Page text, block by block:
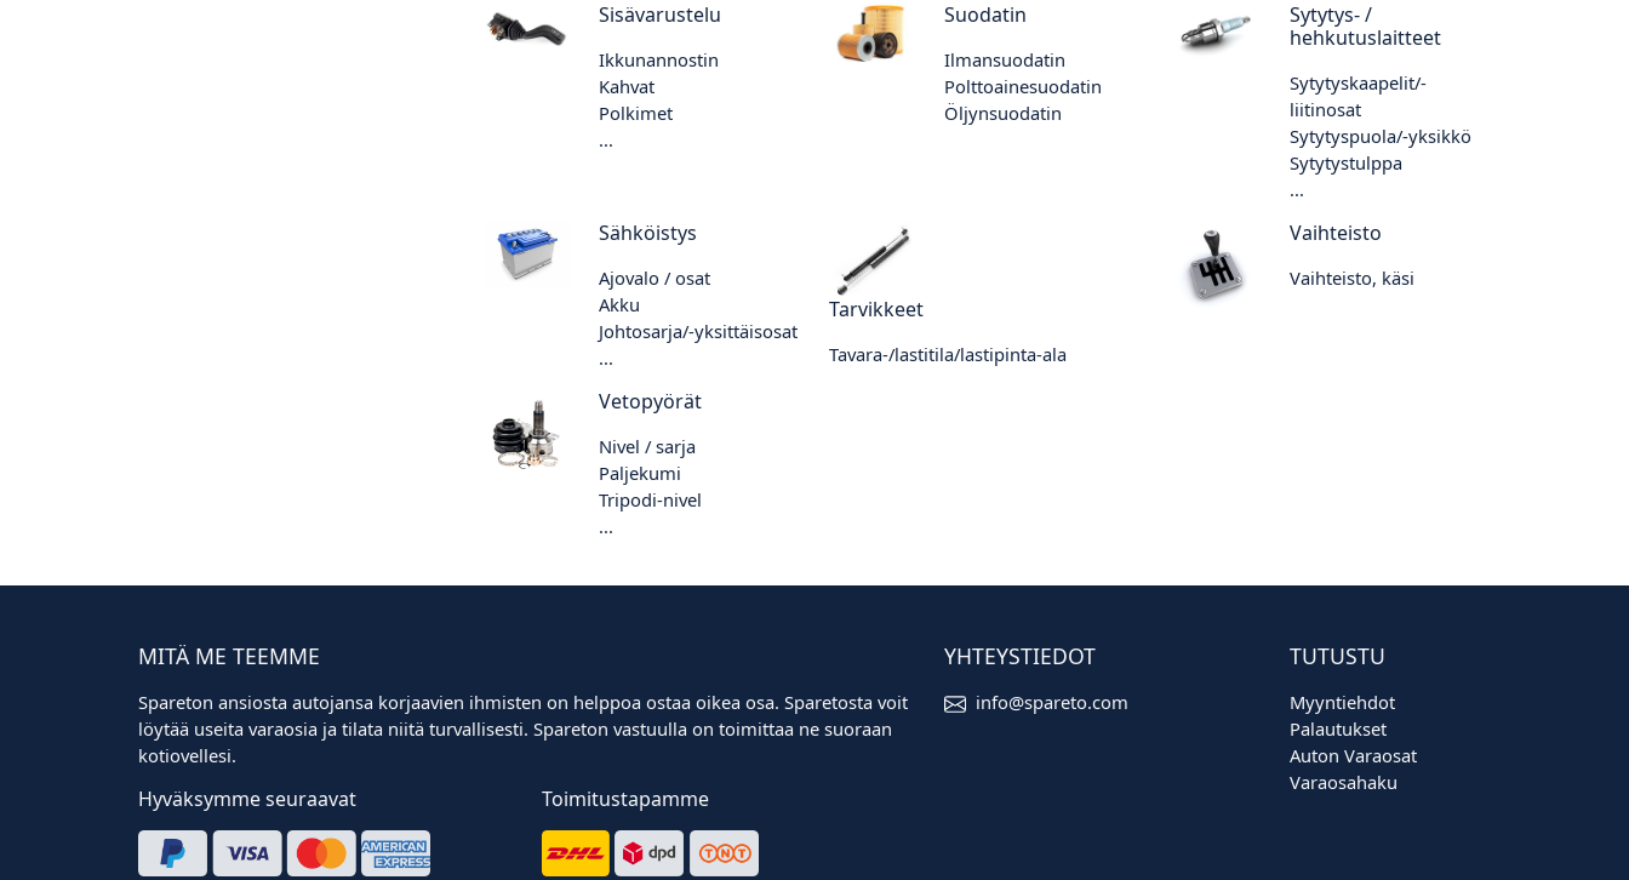
Sisävarustelu
Ikkunannostin
Kahvat
Polkimet
...
Suodatin
Ilmansuodatin
Polttoainesuodatin
Öljynsuodatin
Sytytys- /
hehkutuslaitteet
Sytytyskaapelit/-
liitinosat
Sytytyspuola/-yksikkö
Sytytystulppa
...
Sähköistys
Ajovalo / osat
Akku
Johtosarja/-yksittäisosat
...
Tarvikkeet
Tavara-/lastitila/lastipinta-ala
Vaihteisto
Vaihteisto, käsi
Vetopyörät
Nivel / sarja
Paljekumi
Tripodi-nivel
...
MITÄ ME TEEMME
Spareton ansiosta autojansa korjaavien ihmisten on helppoa ostaa oikea osa. Sparetosta voit
löytää useita varaosia ja tilata niitä turvallisesti. Spareton vastuulla on toimittaa ne suoraan
kotiovellesi.
Hyväksymme seuraavat Toimitustapamme
YHTEYSTIEDOT
info@spareto.com
TUTUSTU
Myyntiehdot
Palautukset
Auton Varaosat
Varaosahaku